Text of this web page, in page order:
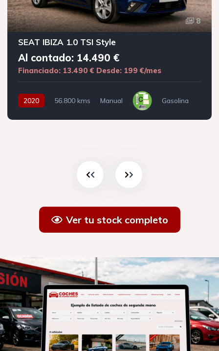
8
SEAT IBIZA 1.0 TSI Style
Al contado: 14.490 €
Financiado: 13.490 € Desde: 199 €/mes
2020 56.800 kms Manual Gasolina
Ver tu stock completo